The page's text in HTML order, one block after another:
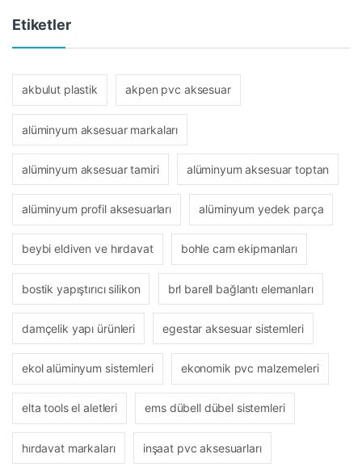
Etiketler
akbulut plastik akpen pvc aksesuar
alüminyum aksesuar markaları
alüminyum aksesuar tamiri alüminyum aksesuar toptan
alüminyum profil aksesuarları alüminyum yedek parça
beybi eldiven ve hırdavat bohle cam ekipmanları
bostik yapıştırıcı silikon brl barell bağlantı elemanları
damçelik yapı ürünleri egestar aksesuar sistemleri
ekol alüminyum sistemleri ekonomik pvc malzemeleri
elta tools el aletleri ems dübell dübel sistemleri
hırdavat markaları inşaat pvc aksesuarları